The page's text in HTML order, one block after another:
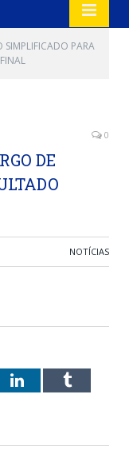
SIMPLIFICADO PARA
DE
0
NOTÍCIAS
LinkedInTumblr